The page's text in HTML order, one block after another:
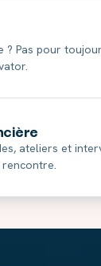
? Pas pour
ateliers et